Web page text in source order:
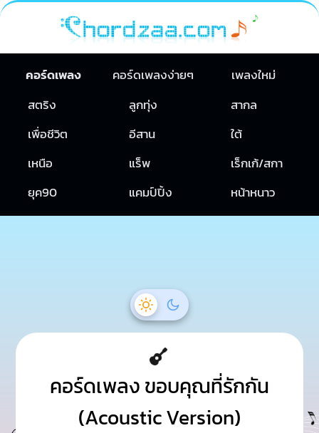
คอร์ดเพลง คอร์ดเพลงง่ายๆ
เพลงใหม่
สตริง
ลูกทุ่ง
สากล
เพื่อชีวิต
อีสาน
ใต้
เหนือ
แร็พ
เร็กเก้/สกา
ยุค90
แคมป์ปิ้ง หน้าหนาว
คอร์ดเพลง ขอบคุณที่รักกัน
(Acoustic Version)